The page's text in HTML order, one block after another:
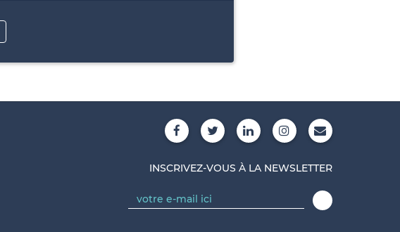
INSCRIVEZ-VOUS À LA NEWSLETTER